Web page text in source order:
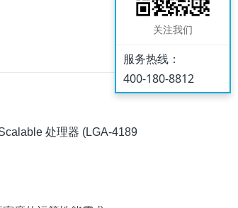
处理器 (LGA-4189
关注我们
服务热线：
400-180-8812